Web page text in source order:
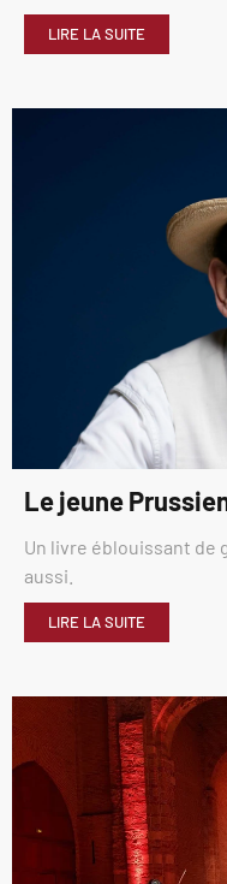
LIRE LA SUITE
Le jeune
Un livre éblouissant de
aussi.
LIRE LA SUITE